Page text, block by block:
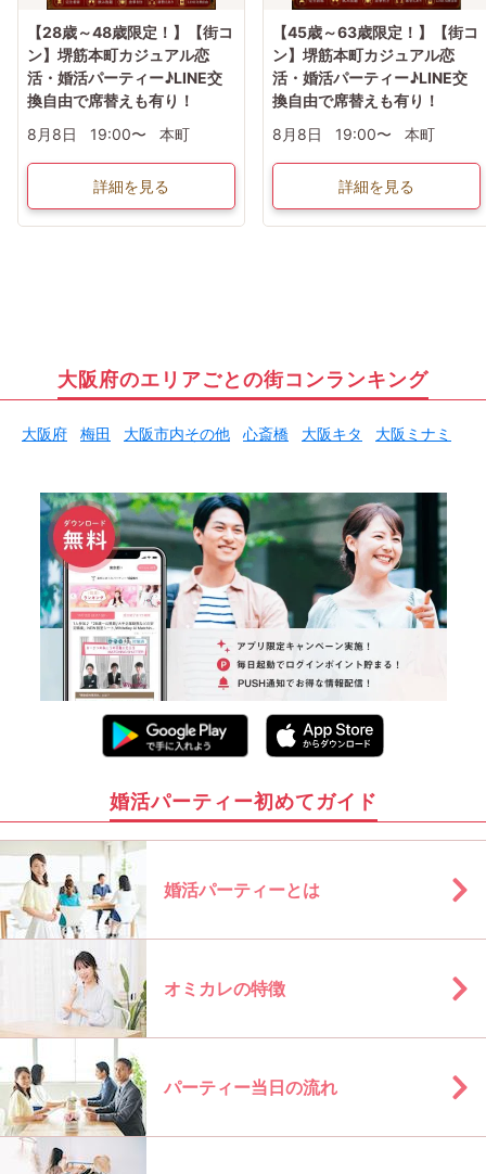
【28歳～48歳限定！】【街コ
ン】堺筋本町カジュアル恋
活・婚活パーティー♪LINE交
換自由で席替えも有り！
8月8日
19:00〜 本町
詳細を見る
【45歳～63歳限定！】【街コ
ン】堺筋本町カジュアル恋
活・婚活パーティー♪LINE交
換自由で席替えも有り！
8月8日
19:00〜 本町
詳細を見る
大阪府のエリアごとの街コンランキング
大阪府 梅田 大阪市内その他 心斎橋 大阪キタ 大阪ミナミ
婚活パーティー初めてガイド
婚活パーティーとは
オミカレの特徴
パーティー当日の流れ